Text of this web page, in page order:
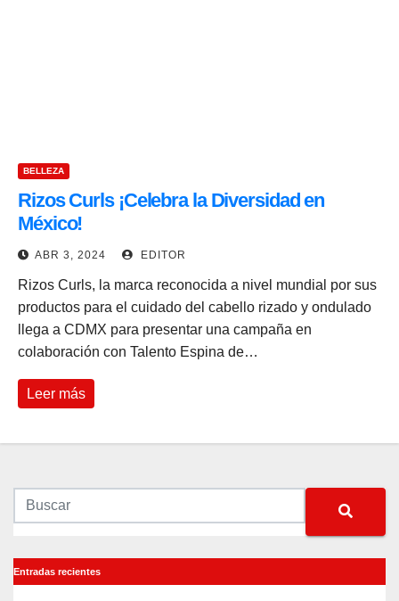
BELLEZA
Rizos Curls ¡Celebra la Diversidad en
México!
ABR 3, 2024 EDITOR
Rizos Curls, la marca reconocida a nivel mundial por sus
productos para el cuidado del cabello rizado y ondulado
llega a CDMX para presentar una campaña en
colaboración con Talento Espina de…
Leer más
Entradas recientes